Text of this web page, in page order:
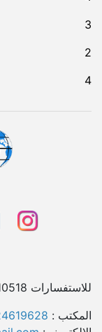
3
2
4
للاستفسارات wa.me/96899310518
المکتب : 968+